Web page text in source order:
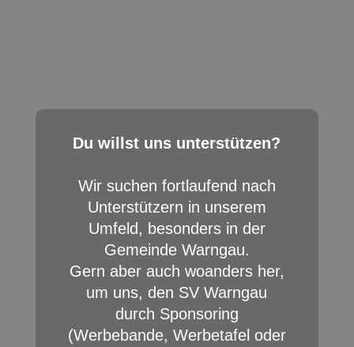
Du willst uns unterstützen?
Wir suchen fortlaufend nach
Unterstützern in unserem
Umfeld, besonders in der
Gemeinde Warngau.
Gern aber auch woanders her,
um uns, den SV Warngau
durch Sponsoring
(Werbebande, Werbetafel oder